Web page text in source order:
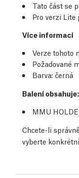
Tato část se
Pro verzi Lite
Více informací
Verze tohoto
Požadované
Barva: černá
Balení obsahuje:
MMU
Chcete-li
vyberte